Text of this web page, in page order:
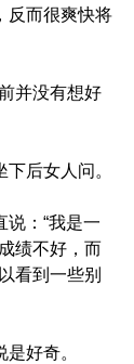
反而很爽快将
并没有想好
后女人问。
说：“我是一
绩不好，而
看到一些别
好奇。